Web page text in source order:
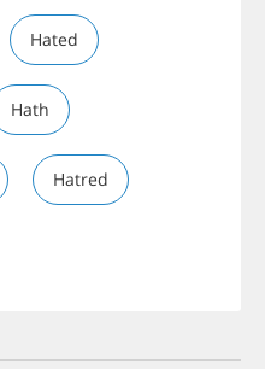
Hated
Hath
Hatred